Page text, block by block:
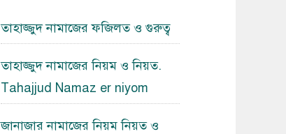
তাহাজ্জুদ নামাজের ফজিলত ও গুরুত্ব
তাহাজ্জুদ নামাজের নিয়ম ও নিয়ত.
Tahajjud Namaz er niyom
জানাজার নামাজের নিয়ম নিয়ত ও